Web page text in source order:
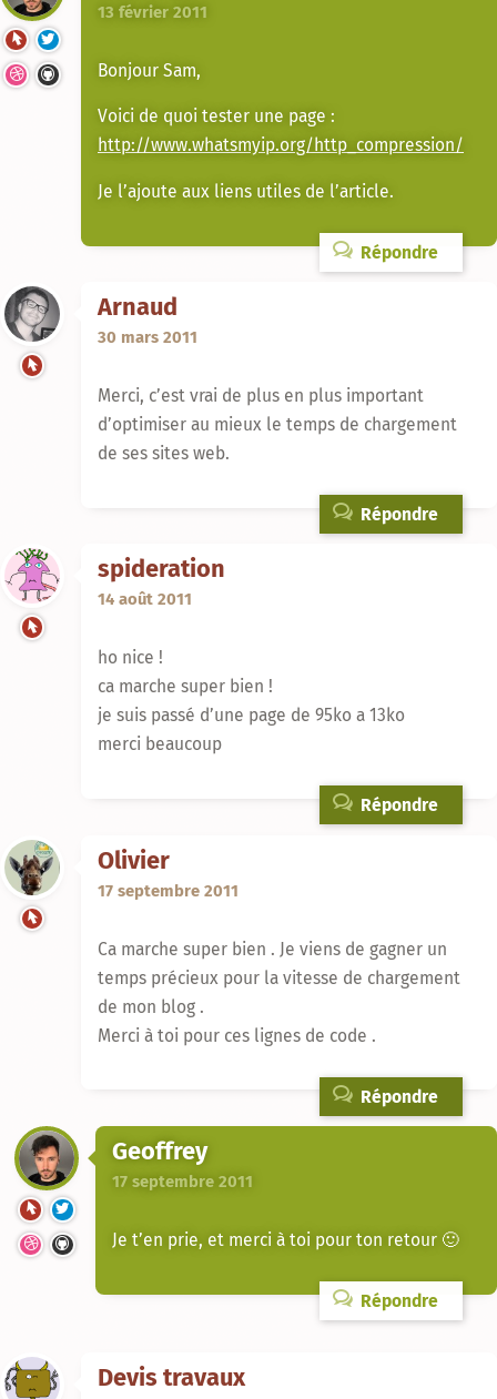
13 février 2011
Bonjour Sam,
Voici de quoi tester une page :
http://www.whatsmyip.org/http_compression/
Je l’ajoute aux liens utiles de l’article.
Répondre
Arnaud
30 mars 2011
Merci, c’est vrai de plus en plus important
d’optimiser au mieux le temps de chargement
de ses sites web.
Répondre
spideration
14 août 2011
ho nice !
ca marche super bien !
je suis passé d’une page de 95ko a 13ko
merci beaucoup
Répondre
Olivier
17 septembre 2011
Ca marche super bien . Je viens de gagner un
temps précieux pour la vitesse de chargement
de mon blog .
Merci à toi pour ces lignes de code .
Répondre
Geoffrey
17 septembre 2011
Je t’en prie, et merci à toi pour ton retour 🙂
Répondre
Devis travaux